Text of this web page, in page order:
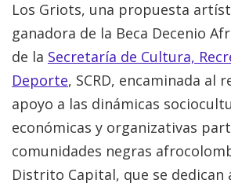
Los Griots, una propuesta
ganadora de la Beca Decenio
de la Secretaría de Cultura,
Deporte, SCRD, encaminada al
apoyo a las dinámicas
económicas y organizativas
comunidades negras
Distrito Capital, que se dedican